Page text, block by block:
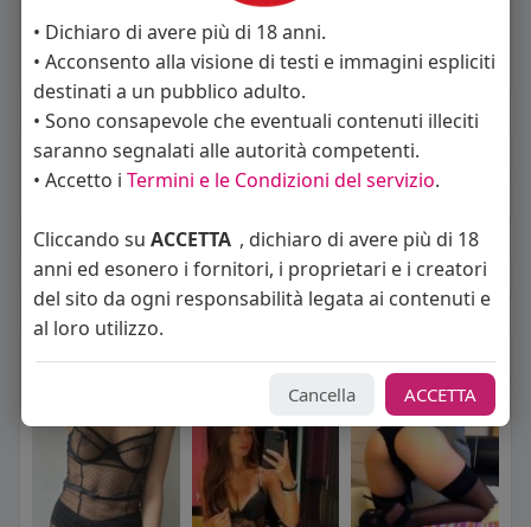
Maschio
Vive in Italia
About
Album(0)
• Dichiaro di avere più di 18 anni.
• Acconsento alla visione di testi e immagini espliciti
destinati a un pubblico adulto.
• Sono consapevole che eventuali contenuti illeciti
saranno segnalati alle autorità competenti.
• Accetto i Termini e le Condizioni del servizio.
Cliccando su ACCETTA , dichiaro di avere più di 18
anni ed esonero i fornitori, i proprietari e i creatori
del sito da ogni responsabilità legata ai contenuti e
al loro utilizzo.
Cancella ACCETTA